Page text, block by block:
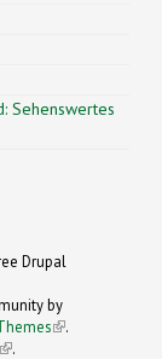
Sehenswertes
Drupal
by
(link is
.
(link is
.